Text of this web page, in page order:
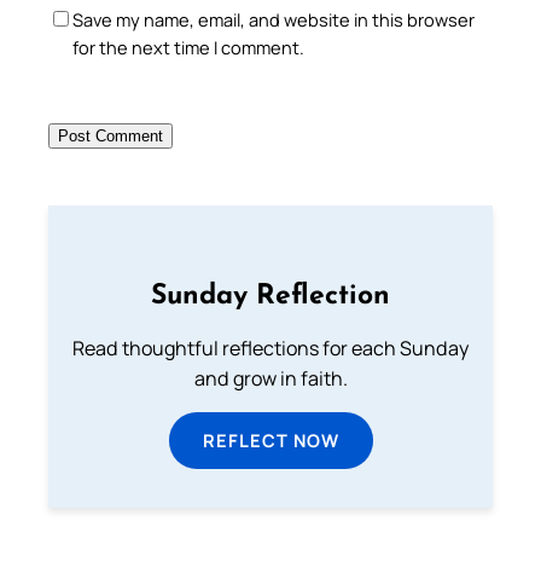
Save my name, email, and website in this browser
for the next time I comment.
Sunday Reflection
Read thoughtful reflections for each Sunday
and grow in faith.
REFLECT NOW